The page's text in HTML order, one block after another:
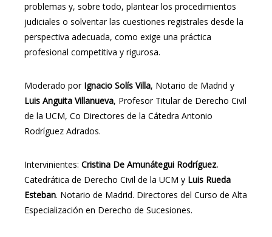
problemas y, sobre todo, plantear los procedimientos
judiciales o solventar las cuestiones registrales desde la
perspectiva adecuada, como exige una práctica
profesional competitiva y rigurosa.
Moderado por Ignacio Solís Villa, Notario de Madrid y
Luis Anguita Villanueva, Profesor Titular de Derecho Civil
de la UCM, Co Directores de la Cátedra Antonio
Rodríguez Adrados.
Intervinientes: Cristina De Amunátegui Rodríguez.
Catedrática de Derecho Civil de la UCM y Luis Rueda
Esteban. Notario de Madrid. Directores del Curso de Alta
Especialización en Derecho de Sucesiones.